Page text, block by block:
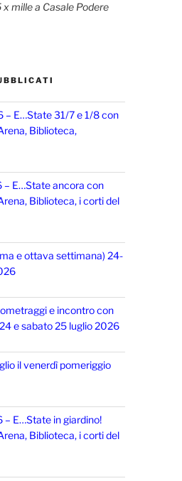
mille a Casale Podere
– E…State 31/7 e 1/8 con
Biblioteca,
– E…State ancora con
Biblioteca, i corti del
e ottava settimana) 24-
e incontro con
e sabato 25 luglio 2026
il venerdì pomeriggio
– E…State in giardino!
Biblioteca, i corti del